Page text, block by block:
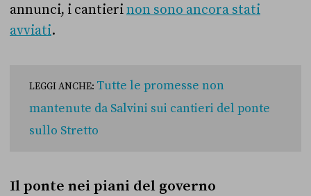
annunci, i cantierinon sono ancora stati
avviati.
LEGGI ANCHE: Tutte le promesse non
mantenute da Salvini sui cantieri del ponte
sullo Stretto
Il ponte nei piani del governo